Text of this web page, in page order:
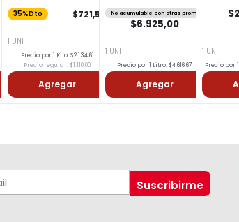
35%Dto $721,50
1 UNI
Precio por 1 Kilo: $2.134,61
Precio regular: $1.110,00
Agregar
No acumulable con otras promos
$6.925,00
1 UNI
Precio por 1 Litro: $4.616,67
Agregar
1 UNI
Precio por 1